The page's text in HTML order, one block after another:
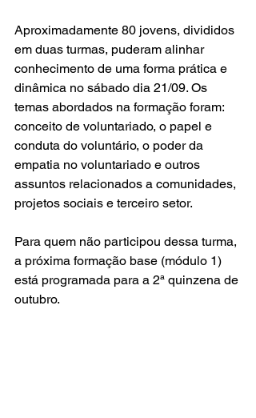
Aproximadamente 80 jovens, divididos
em duas turmas, puderam alinhar
conhecimento de uma forma prática e
dinâmica no sábado dia 21/09. Os
temas abordados na formação foram:
conceito de voluntariado, o papel e
conduta do voluntário, o poder da
empatia no voluntariado e outros
assuntos relacionados a comunidades,
projetos sociais e terceiro setor.
Para quem não participou dessa turma,
a próxima formação base (módulo 1)
está programada para a 2ª quinzena de
outubro.